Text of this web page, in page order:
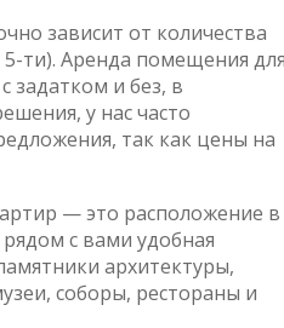
зависит от количества
ти). Аренда помещения
задатком и без, в
у нас часто
так как цены на
— это расположение в
с вами удобная
архитектуры,
соборы, рестораны и